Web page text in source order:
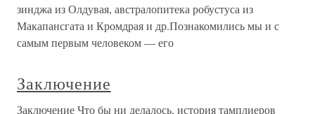
зинджа из Олдувая, австралопитека робустуса из
Макапансгата и Кромдрая и др.Познакомились мы и с
самым первым человеком — его
Заключение
Заключение Что бы ни делалось, история тамплиеров